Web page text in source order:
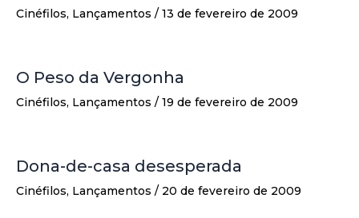
Cinéfilos, Lançamentos / 13 de fevereiro de 2009
O Peso da Vergonha
Cinéfilos, Lançamentos / 19 de fevereiro de 2009
Dona-de-casa desesperada
Cinéfilos, Lançamentos / 20 de fevereiro de 2009